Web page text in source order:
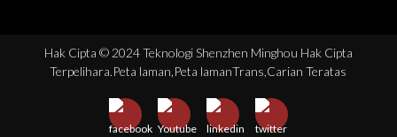
Hak Cipta © 2024 Teknologi Shenzhen Minghou Hak Cipta
Terpelihara.Peta laman, Peta lamanTrans, Carian Teratas